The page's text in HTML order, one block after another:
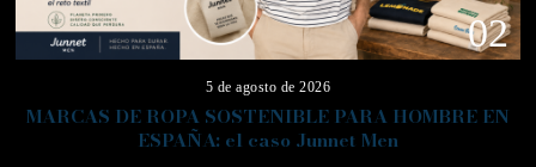
02
5 de agosto de 2026
MARCAS DE ROPA SOSTENIBLE PARA HOMBRE EN
ESPAÑA: el caso Junnet Men